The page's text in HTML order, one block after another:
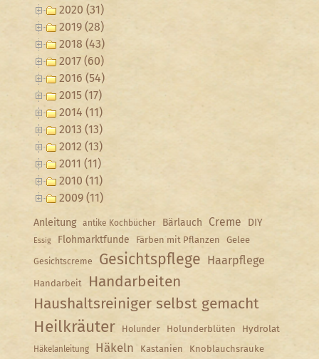
2020 (31)
2019 (28)
2018 (43)
2017 (60)
2016 (54)
2015 (17)
2014 (11)
2013 (13)
2012 (13)
2011 (11)
2010 (11)
2009 (11)
Anleitung antike Kochbücher Bärlauch Creme DIY
Essig Flohmarktfunde Färben mit Pflanzen Gelee
Gesichtscreme Gesichtspflege Haarpflege
Handarbeit
Handarbeiten
Haushaltsreiniger selbst gemacht
Heilkräuter Holunder Holunderblüten Hydrolat
Häkelanleitung Häkeln Kastanien Knoblauchsrauke